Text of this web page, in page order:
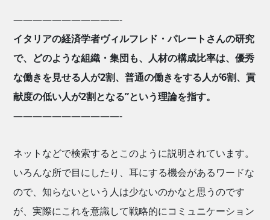
———————————-
イタリアの経済学者ヴィルフレド・パレートさんの研究
で、どのような組織・集団も、人材の構成比率は、優秀
な働きを見せる人が2割、普通の働きをする人が6割、貢
献度の低い人が2割となる”という理論を指す。
———————————-
ネットなどで検索するとこのように説明されています。
いろんな所で目にしたり、耳にする機会があるワードな
ので、知らないという人は少ないのかなと思うのです
が、実際にこれを意識して戦略的にコミュニケーション